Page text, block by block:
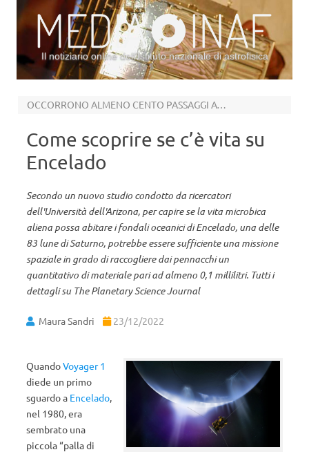
Il notiziario online dell’Istituto nazionale di astrofisica
OCCORRONO ALMENO CENTO PASSAGGI ATTRAVERSO IL PENNACCHIO
Come scoprire se c’è vita su
Encelado
Secondo un nuovo studio condotto da ricercatori
dell'Università dell'Arizona, per capire se la vita microbica
aliena possa abitare i fondali oceanici di Encelado, una delle
83 lune di Saturno, potrebbe essere sufficiente una missione
spaziale in grado di raccogliere dai pennacchi un
quantitativo di materiale pari ad almeno 0,1 millilitri. Tutti i
dettagli su The Planetary Science Journal
Maura Sandri 23/12/2022
QuandoVoyager 1
diede un primo
sguardo a Encelado,
nel 1980, era
sembrato una
piccola “palla di